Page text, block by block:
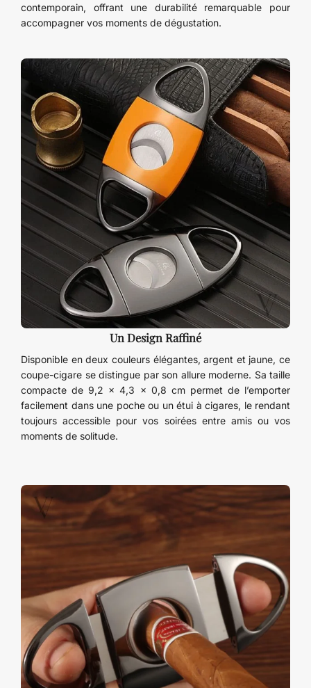
contemporain, offrant une durabilité remarquable pour
accompagner vos moments de dégustation.
Un Design Raffiné
Disponible en deux couleurs élégantes, argent et jaune, ce
coupe-cigare se distingue par son allure moderne. Sa taille
compacte de 9,2 x 4,3 x 0,8 cm permet de l’emporter
facilement dans une poche ou un étui à cigares, le rendant
toujours accessible pour vos soirées entre amis ou vos
moments de solitude.